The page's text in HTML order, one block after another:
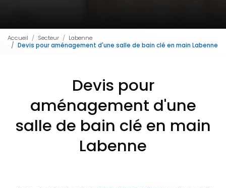
Accueil Secteur
Labenne
Devis pour aménagement d'une salle de bain clé en main Labenne
Devis pour
aménagement d'une
salle de bain clé en main
Labenne